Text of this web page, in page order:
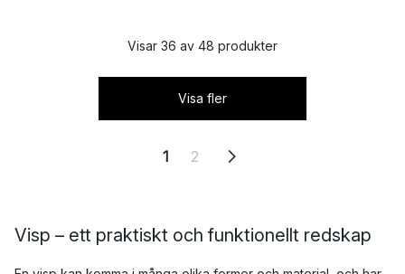
Visar 36 av 48 produkter
Visa fler
1 2
Visp – ett praktiskt och funktionellt redskap